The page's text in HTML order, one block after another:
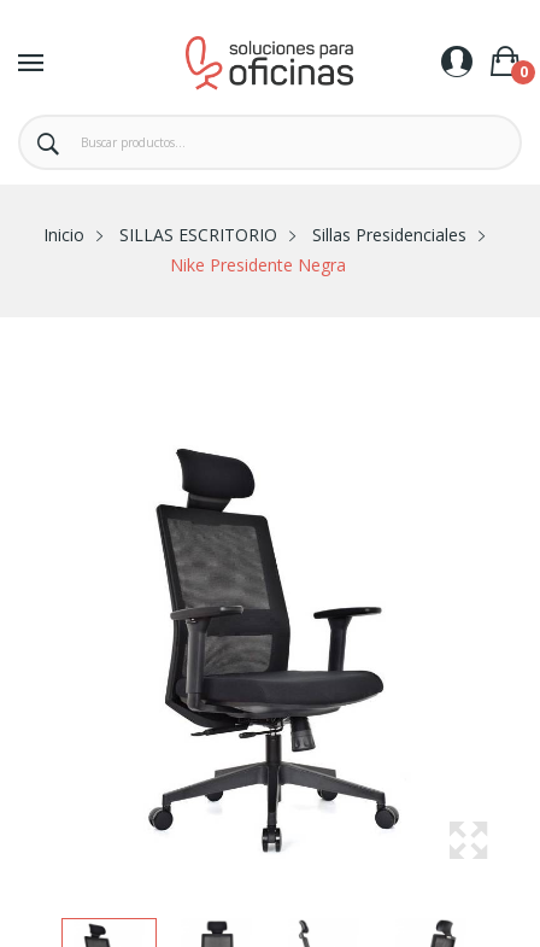
0
Inicio SILLAS ESCRITORIO
Sillas Presidenciales
Nike Presidente Negra